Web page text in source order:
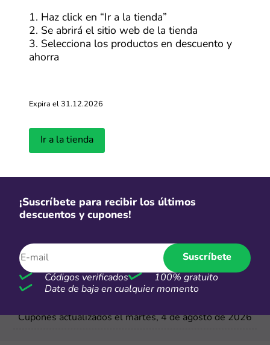
-50%
Más cupones de Alibaba
Personaliza tus productos desde
Más cupones de Alibaba
Cupones actualizados el martes, 4 de agosto de 2026
1. Haz click en “Ir a la tienda”
2. Se abrirá el sitio web de la tienda
3. Selecciona los productos en descuento y
ahorra
Expira el 31.12.2026
Ir a la tienda
¡Suscríbete para recibir los últimos
descuentos y cupones!
Suscríbete
Códigos verificados
100% gratuito
Date de baja en cualquier momento